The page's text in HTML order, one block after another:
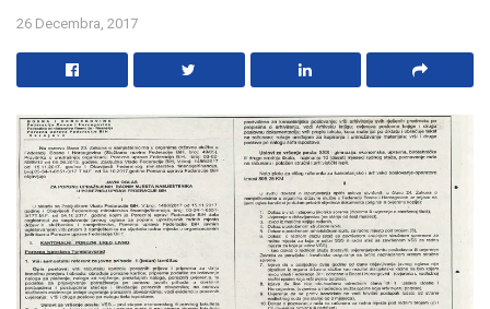
26 Decembra, 2017